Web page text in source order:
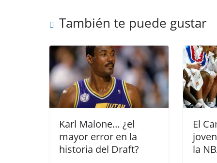
También te puede gustar
Karl Malone… ¿el
mayor error en la
historia del Draft?
El
la